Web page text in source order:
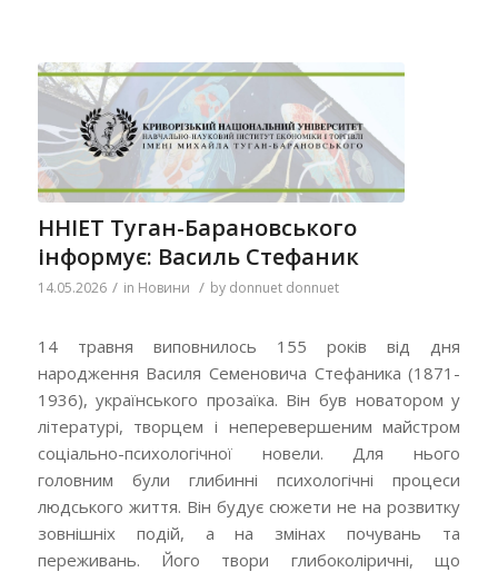
ННІЕТ Туган-Барановського
інформує: Василь Стефаник
14.05.2026 / in Новини / by donnuet donnuet
14 травня виповнилось 155 років від дня
народження Василя Семеновича Стефаника (1871-
1936), українського прозаїка. Він був новатором у
літературі, творцем і неперевершеним майстром
соціально-психологічної новели. Для нього
головним були глибинні психологічні процеси
людського життя. Він будує сюжети не на розвитку
зовнішніх подій, а на змінах почувань та
переживань. Його твори глибоколіричні, що